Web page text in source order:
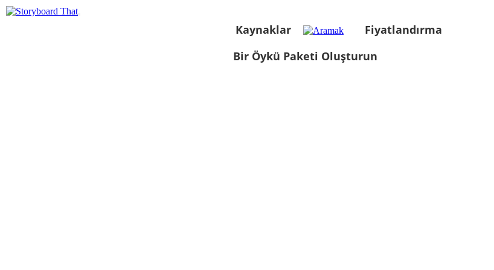
Kaynaklar
Fiyatlandırma
Bir Öykü Paketi Oluşturun